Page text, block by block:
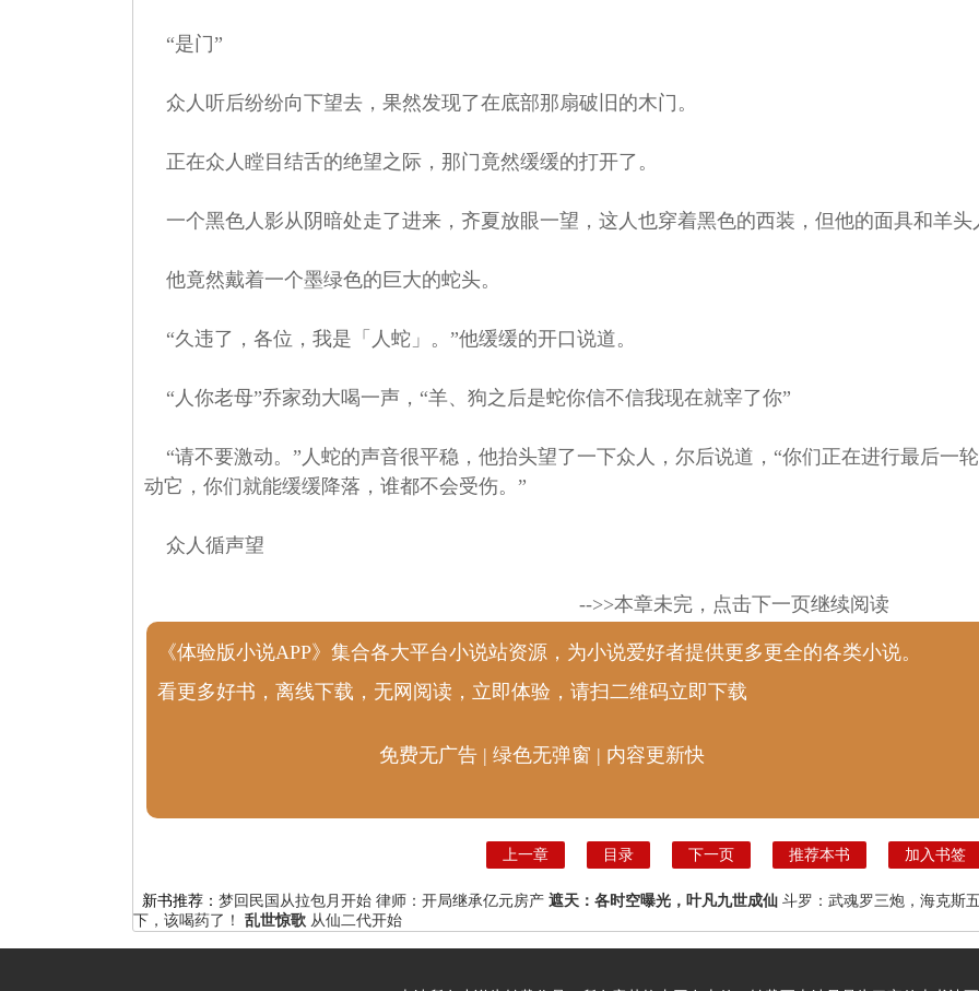
“是门”
众人听后纷纷向下望去，果然发现了在底部那扇破旧的木门。
正在众人瞠目结舌的绝望之际，那门竟然缓缓的打开了。
一个黑色人影从阴暗处走了进来，齐夏放眼一望，这人也穿着黑色的西装，但他的面具和羊头
他竟然戴着一个墨绿色的巨大的蛇头。
“久违了，各位，我是「人蛇」。”他缓缓的开口说道。
“人你老母”乔家劲大喝一声，“羊、狗之后是蛇你信不信我现在就宰了你”
“请不要激动。”人蛇的声音很平稳，他抬头望了一下众人，尔后说道，“你们正在进行最后一
动它，你们就能缓缓降落，谁都不会受伤。”
众人循声望
-->>本章未完，点击下一页继续阅读
《体验版小说APP》集合各大平台小说站资源，为小说爱好者提供更多更全的各类小说。
看更多好书，离线下载，无网阅读，立即体验，请扫二维码立即下载
免费无广告 | 绿色无弹窗 | 内容更新快
上一章 目录 下一页 推荐本书 加入书签
新书推荐： 梦回民国从拉包月开始 律师：开局继承亿元房产 遮天：各时空曝光，叶凡九世成仙 斗罗：武魂罗三炮，海克斯
下，该喝药了！
乱世惊歌 从仙二代开始